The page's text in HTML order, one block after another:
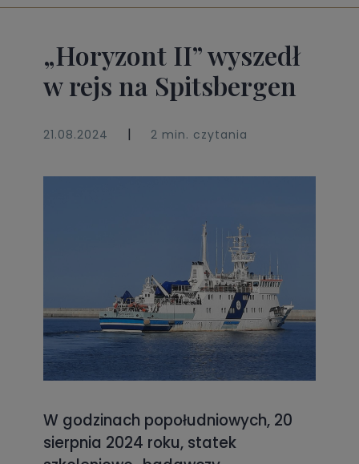
„Horyzont II” wyszedł
w rejs na Spitsbergen
21.08.2024 | 2 min. czytania
W godzinach popołudniowych, 20
sierpnia 2024 roku, statek